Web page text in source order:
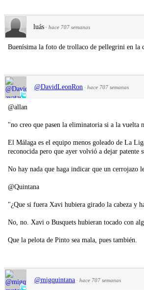
luás · hace 707 semanas
Buenísima la foto de trollaco de pellegrini en la
@DavidLeonRon · hace 707 semanas
@allan
"no creo que pasen la eliminatoria si a la vuelta
El Málaga es el equipo menos goleado de La
reconocida pero que ayer volvió a dejar patente
No hay nada que haga indicar que un cerrojazo
@Quintana
"¿Que si fuera Xavi hubiera girado la cabeza y
No, no. Xavi o Busquets hubieran tocado con
Que la pelota de Pinto sea mala, pues también.
@migquintana · hace 707 semanas